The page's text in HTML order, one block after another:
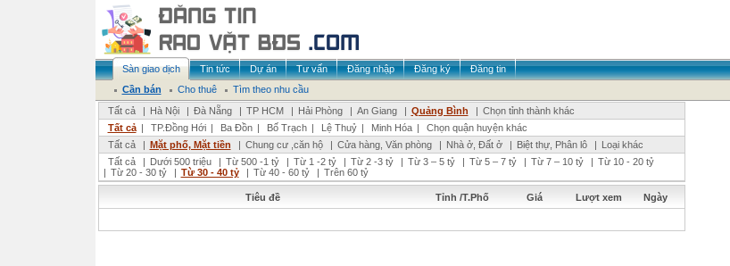
Sàn giao dịch Tin tức Dự án Tư vấn Đăng nhập Đăng ký
Đăng tin
Cần bán
Cho thuê
Tìm theo nhu cầu
Tất cả
| Hà Nội | Đà Nẵng | TP HCM | Hải Phòng | An Giang | Quảng Bình | Chọn tỉnh thành khác
Tất cả | TP.Đồng Hới | Ba Đồn | Bố Trạch | Lệ Thuỷ | Minh Hóa |
Chọn quận huyện khác
Tất cả
| Mặt phố, Mặt tiền | Chung cư ,căn hộ | Cửa hàng, Văn phòng | Nhà ở, Đất ở | Biệt thự, Phân lô | Loại khác
Tất cả
| Dưới 500 triệu | Từ 500 -1 tỷ | Từ 1 -2 tỷ | Từ 2 -3 tỷ | Từ 3 – 5 tỷ | Từ 5 – 7 tỷ | Từ 7 – 10 tỷ | Từ 10 - 20 tỷ
| Từ 20 - 30 tỷ | Từ 30 - 40 tỷ | Từ 40 - 60 tỷ | Trên 60 tỷ
Tiêu đề Tỉnh /T.Phố Giá Lượt xem Ngày